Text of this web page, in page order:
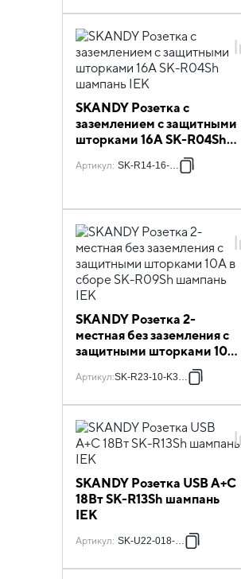
SKANDY Розетка с
заземлением с защитными
шторками 16А SK-R04Sh
Артикул: SK-R14-16-K37
SKANDY Розетка 2-
местная без заземления с
защитными шторками 10А
шампань IEK
Артикул:SK-R23-10-K37-F
SKANDY Розетка USB A+C
18Вт SK-R13Sh шампань
IEK
Артикул: SK-U22-018-K37